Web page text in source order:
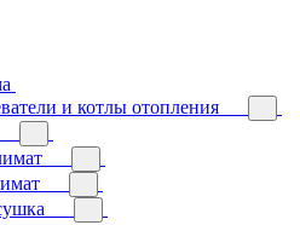
и котлы отопления